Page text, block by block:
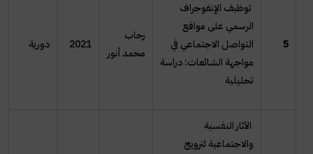
5
توظيف الإنفوجراف
الرسمي على مواقع
التواصل الاجتماعي في
مواجهة الشائعات: دراسة
تحليلية
رحاب
محمد أنور
2021 دورية
الآثار النفسية
والاجتماعية لترويج